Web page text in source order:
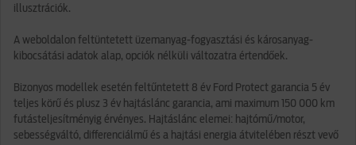
illusztrációk.
A weboldalon feltüntetett üzemanyag-fogyasztási és károsanyag-
kibocsátási adatok alap, opciók nélküli változatra értendőek.
Bizonyos modellek esetén feltűntetett 8 év Ford Protect garancia 5 év
teljes körű és plusz 3 év hajtáslánc garancia, ami maximum 150 000 km
futásteljesítményig érvényes. Hajtáslánc elemei: hajtómű/motor,
sebességváltó, differenciálmű és a hajtási energia átvitelében részt vevő